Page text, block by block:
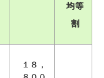
均等
割
１８，